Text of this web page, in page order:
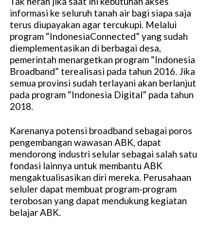
informasi ke seluruh tanah air bagi siapa saja
terus diupayakan agar tercukupi. Melalui
program “IndonesiaConnected” yang sudah
diemplementasikan di berbagai desa,
pemerintah menargetkan program “Indonesia
Broadband” terealisasi pada tahun 2016. Jika
semua provinsi sudah terlayani akan berlanjut
pada program “Indonesia Digital” pada tahun
2018.
Karenanya potensi broadband sebagai poros
pengembangan wawasan ABK, dapat
mendorong industri selular sebagai salah satu
fondasi lainnya untuk membantu ABK
mengaktualisasikan diri mereka. Perusahaan
seluler dapat membuat program-program
terobosan yang dapat mendukung kegiatan
belajar ABK.